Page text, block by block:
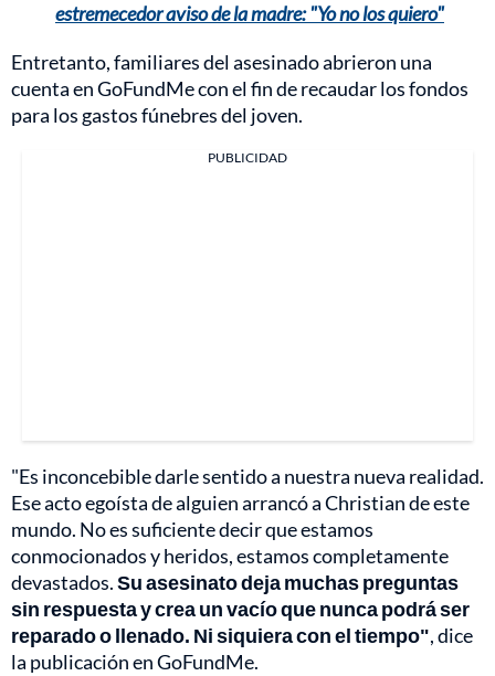
estremecedor aviso de la madre: "Yo no los quiero"
Entretanto, familiares del asesinado abrieron una
cuenta en GoFundMe con el fin de recaudar los fondos
para los gastos fúnebres del joven.
PUBLICIDAD
"Es inconcebible darle sentido a nuestra nueva realidad.
Ese acto egoísta de alguien arrancó a Christian de este
mundo. No es suficiente decir que estamos
conmocionados y heridos, estamos completamente
devastados.Su asesinato deja muchas preguntas
sin respuesta y crea un vacío que nunca podrá ser
reparado o llenado. Ni siquiera con el tiempo", dice
la publicación en GoFundMe.